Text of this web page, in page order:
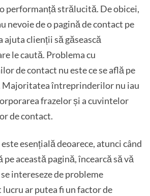
performanță strălucită. De obicei,
nevoie de o pagină de contact pe
clienții să găsească
le caută. Problema cu
de contact nu este ce se află pe
Majoritatea întreprinderilor nu iau
frazelor și a cuvintelor
de contact.
esențială deoarece, atunci când
această pagină, încearcă să vă
intereseze de probleme
ar putea fi un factor de